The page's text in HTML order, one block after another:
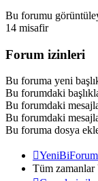
Bu forumu
14 misafir
Forum izinleri
Bu foruma yeni
Bu forumdaki
Bu forumdaki
Bu forumdaki
Bu foruma dosya
Tüm zamanlar